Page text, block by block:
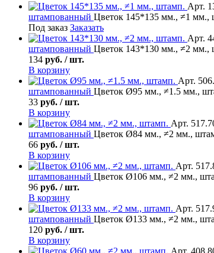
Арт.
штампованный Цветок 145*135 мм., ≠1 мм.,
Под заказ Заказать
Арт.
штампованный Цветок 143*130 мм., ≠2 мм.,
134 руб. / шт.
В корзину
Арт.
штампованный Цветок Ø95 мм., ≠1.5 мм.,
33 руб. / шт.
В корзину
Арт.
штампованный Цветок Ø84 мм., ≠2 мм.,
66 руб. / шт.
В корзину
Арт.
штампованный Цветок Ø106 мм., ≠2 мм.,
96 руб. / шт.
В корзину
Арт.
штампованный Цветок Ø133 мм., ≠2 мм.,
120 руб. / шт.
В корзину
Арт.